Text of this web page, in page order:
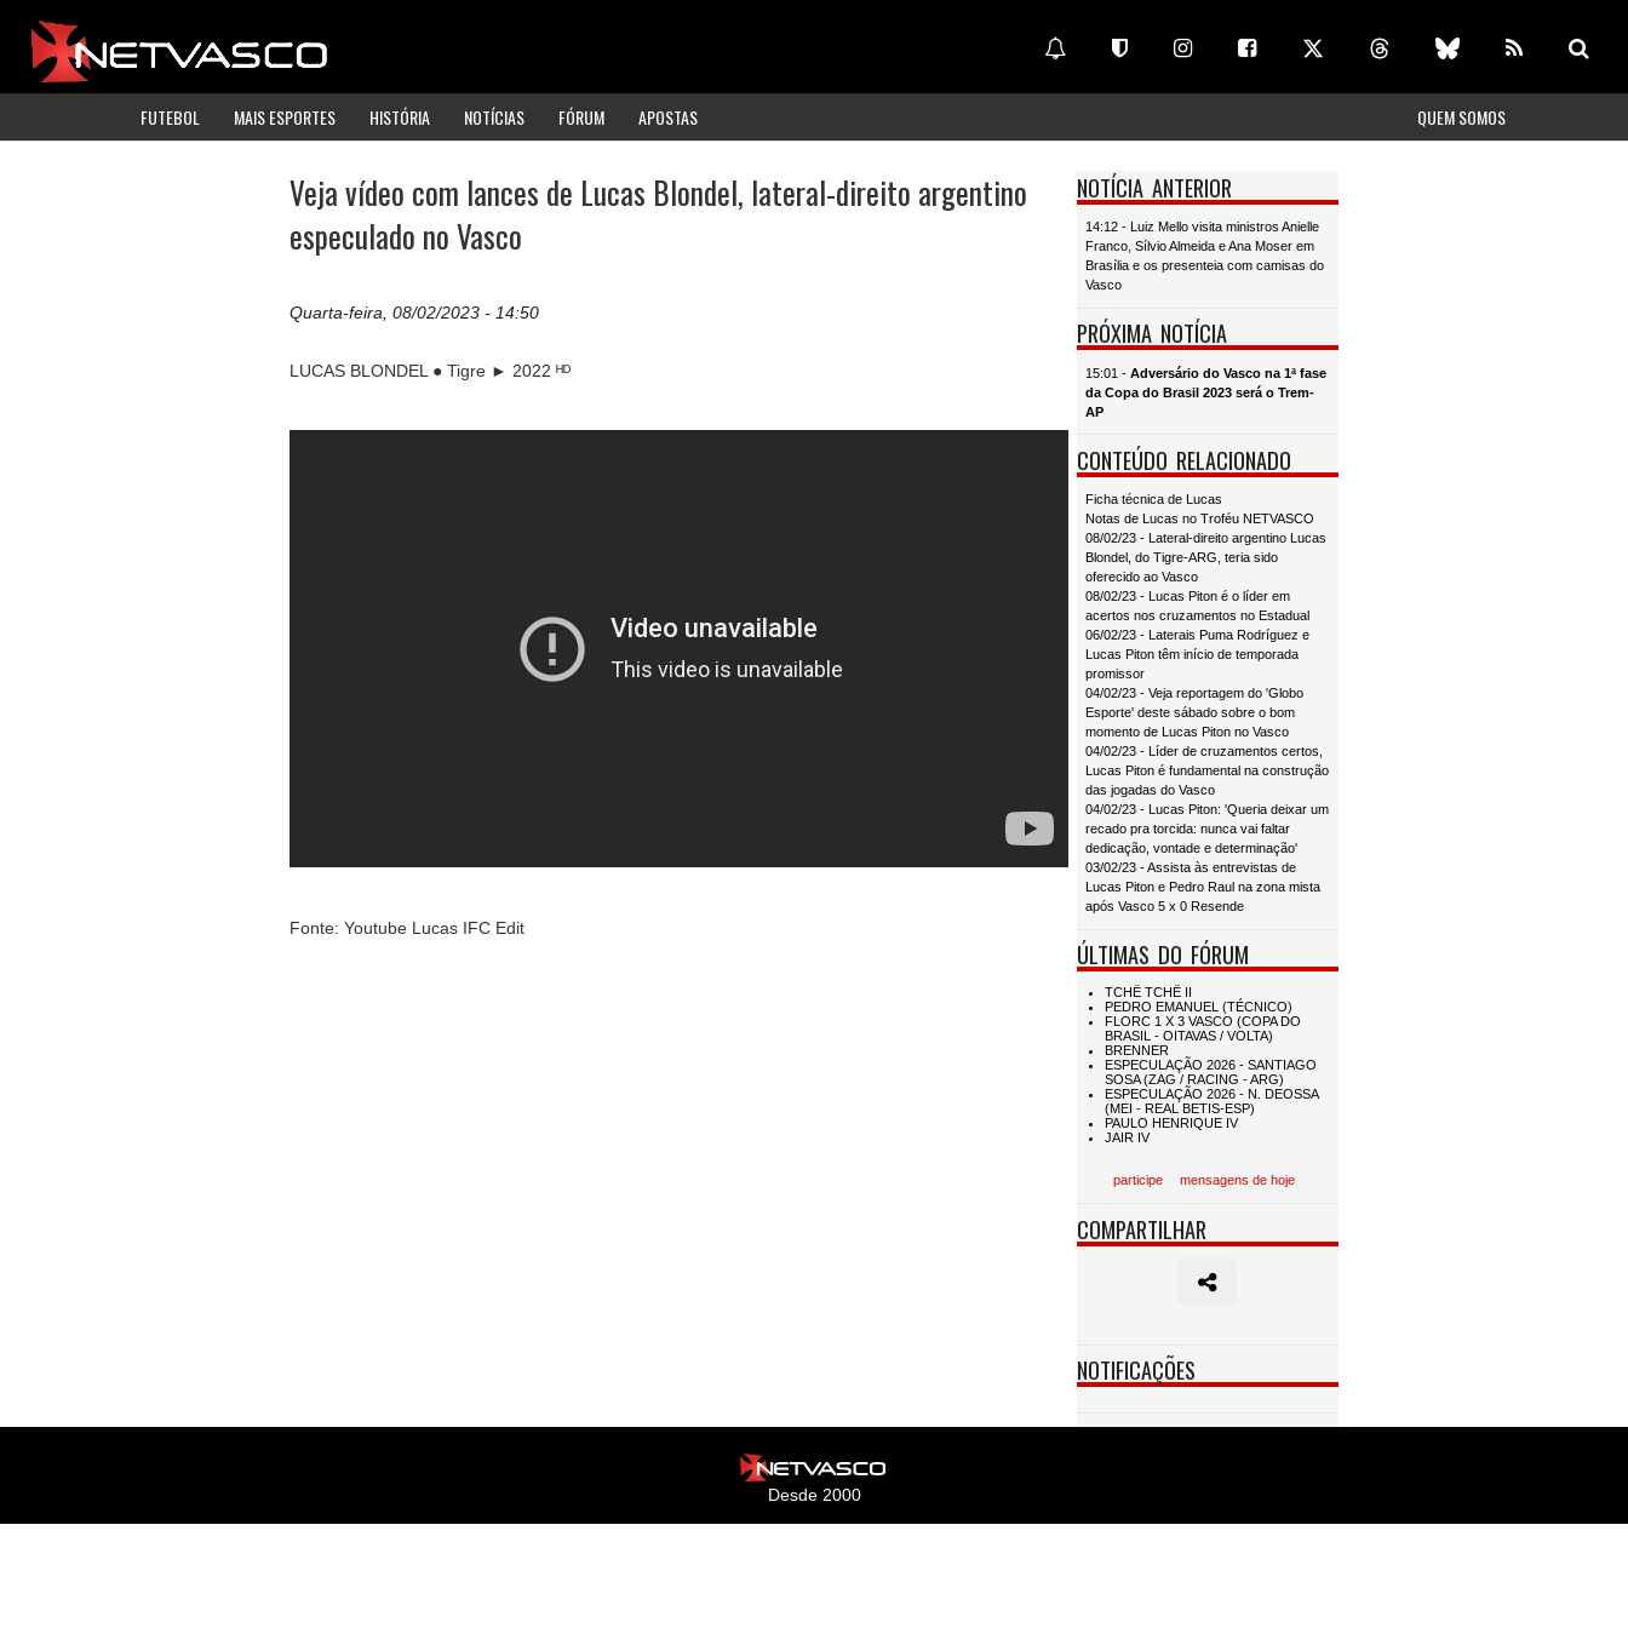
FUTEBOL MAIS ESPORTES HISTÓRIA NOTÍCIAS FÓRUM APOSTAS QUEM SOMOS
Veja vídeo com lances de Lucas Blondel, lateral-direito argentino
especulado no Vasco
Quarta-feira, 08/02/2023 - 14:50
LUCAS BLONDEL ● Tigre ► 2022 ᴴᴰ
Fonte: Youtube Lucas IFC Edit
NOTÍCIA ANTERIOR
14:12 - Luiz Mello visita ministros Anielle
Franco, Sílvio Almeida e Ana Moser em
Brasília e os presenteia com camisas do
Vasco
PRÓXIMA NOTÍCIA
15:01 - Adversário do Vasco na 1ª fase
da Copa do Brasil 2023 será o Trem-
AP
CONTEÚDO RELACIONADO
Ficha técnica de Lucas
Notas de Lucas no Troféu NETVASCO
08/02/23 - Lateral-direito argentino Lucas
Blondel, do Tigre-ARG, teria sido
oferecido ao Vasco
08/02/23 - Lucas Piton é o líder em
acertos nos cruzamentos no Estadual
06/02/23 - Laterais Puma Rodríguez e
Lucas Piton têm início de temporada
promissor
04/02/23 - Veja reportagem do 'Globo
Esporte' deste sábado sobre o bom
momento de Lucas Piton no Vasco
04/02/23 - Líder de cruzamentos certos,
Lucas Piton é fundamental na construção
das jogadas do Vasco
04/02/23 - Lucas Piton: 'Queria deixar um
recado pra torcida: nunca vai faltar
dedicação, vontade e determinação'
03/02/23 - Assista às entrevistas de
Lucas Piton e Pedro Raul na zona mista
após Vasco 5 x 0 Resende
ÚLTIMAS DO FÓRUM
participe mensagens de hoje
COMPARTILHAR
NOTIFICAÇÕES
Desde 2000